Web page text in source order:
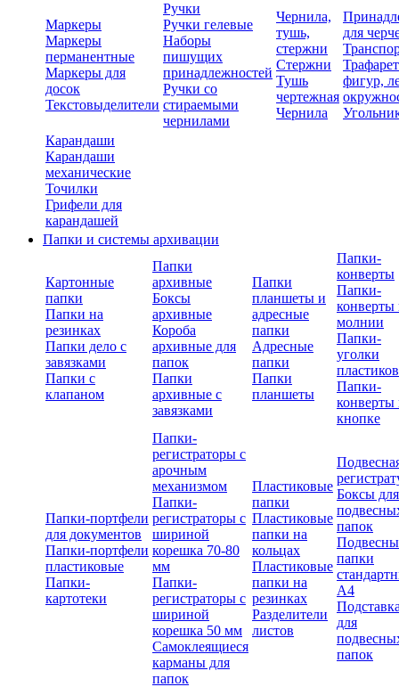
Маркеры
Маркеры
перманентные
Маркеры для
досок
Текстовыделители
Ручки
Ручки гелевые
Наборы
пишущих
принадлежностей
Ручки со
стираемыми
чернилами
Чернила,
тушь,
стержни
Стержни
Тушь
чертежная
Чернила
для
фигур,
Карандаши
Карандаши
механические
Точилки
Грифели для
карандашей
Папки и системы архивации
Картонные
папки
Папки на
резинках
Папки дело с
завязками
Папки с
клапаном
Папки
архивные
Боксы
архивные
Короба
архивные для
папок
Папки
архивные с
завязками
Папки
планшеты и
адресные
папки
Адресные
папки
Папки
планшеты
Папки-
конверты
Папки-
конверты
молнии
Папки-
уголки
Папки-
конверты
кнопке
Папки-портфели
для документов
Папки-портфели
пластиковые
Папки-
картотеки
Папки-
регистраторы с
арочным
механизмом
Папки-
регистраторы с
шириной
корешка 70-80
мм
Папки-
регистраторы с
шириной
корешка 50 мм
Самоклеящиеся
карманы для
папок
Пластиковые
папки
Пластиковые
папки на
кольцах
Пластиковые
папки на
резинках
Разделители
листов
Боксы для
папок
папки
А4
для
папок